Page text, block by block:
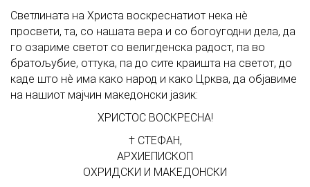
Светлината на Христа воскреснатиот нека нè
просвети, та, со нашата вера и со богоугодни дела, да
го озариме светот со велигденска радост, па во
братољубие, оттука, па до сите краишта на светот, до
каде што нè има како народ и како Црква, да објавиме
на нашиот мајчин македонски јазик:
ХРИСТОС ВОСКРЕСНА!
† СТЕФАН,
АРХИЕПИСКОП
ОХРИДСКИ И МАКЕДОНСКИ